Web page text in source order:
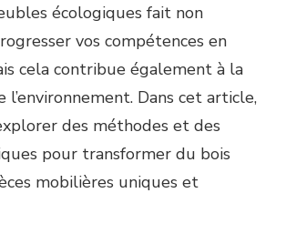
écologiques fait non
vos compétences en
cela contribue également à la
Dans cet article,
des méthodes et des
pour transformer du bois
mobilières uniques et